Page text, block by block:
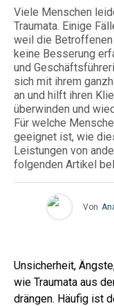
Viele Menschen
Traumata. Einige
weil die
keine Besserung
und
sich mit ihrem
an und hilft ihren
überwinden und
Für welche
geeignet ist, wie
Leistungen von
folgenden Artikel
Von
Unsicherheit,
wie Traumata aus
drängen. Häufig ist